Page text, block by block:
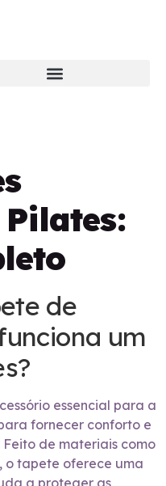
de
um
essencial para a
fornecer conforto e
de materiais como
o tapete oferece uma